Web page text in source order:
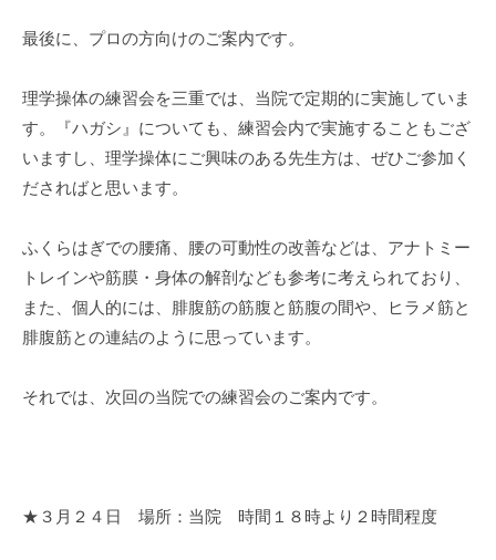
最後に、プロの方向けのご案内です。
理学操体の練習会を三重では、当院で定期的に実施していま
す。『ハガシ』についても、練習会内で実施することもござ
いますし、理学操体にご興味のある先生方は、ぜひご参加く
ださればと思います。
ふくらはぎでの腰痛、腰の可動性の改善などは、アナトミー
トレインや筋膜・身体の解剖なども参考に考えられており、
また、個人的には、腓腹筋の筋腹と筋腹の間や、ヒラメ筋と
腓腹筋との連結のように思っています。
それでは、次回の当院での練習会のご案内です。
★３月２４日 場所：当院 時間１８時より２時間程度